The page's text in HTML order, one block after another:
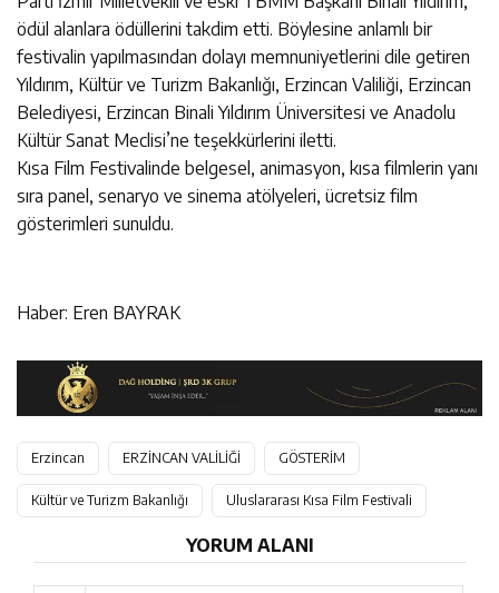
ödül alanlara ödüllerini takdim etti. Böylesine anlamlı bir
festivalin yapılmasından dolayı memnuniyetlerini dile getiren
Yıldırım, Kültür ve Turizm Bakanlığı, Erzincan Valiliği, Erzincan
Belediyesi, Erzincan Binali Yıldırım Üniversitesi ve Anadolu
Kültür Sanat Meclisi’ne teşekkürlerini iletti.
Kısa Film Festivalinde belgesel, animasyon, kısa filmlerin yanı
sıra panel, senaryo ve sinema atölyeleri, ücretsiz film
gösterimleri sunuldu.
Haber: Eren BAYRAK
Erzincan ERZİNCAN VALİLİĞİ GÖSTERİM
Kültür ve Turizm Bakanlığı Uluslararası Kısa Film Festivali
YORUM ALANI